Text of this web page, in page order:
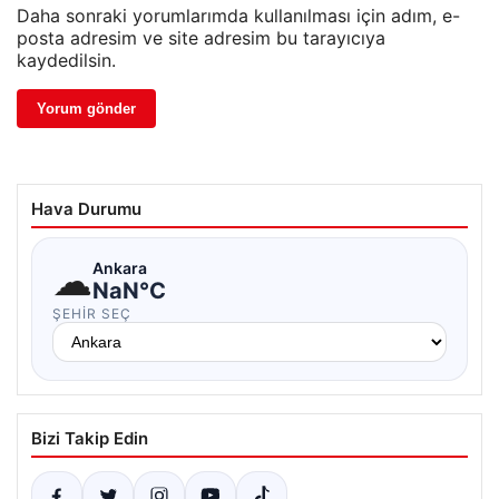
Daha sonraki yorumlarımda kullanılması için adım, e-
posta adresim ve site adresim bu tarayıcıya
kaydedilsin.
Hava Durumu
☁Ankara
NaN°C
ŞEHIR SEÇ
Bizi Takip Edin